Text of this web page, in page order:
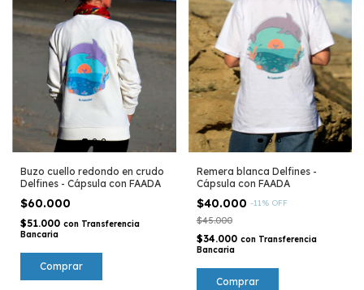
Buzo cuello redondo en crudo
Delfines - Cápsula con FAADA
$60.000
$51.000 con Transferencia
Bancaria
Comprar
Remera blanca Delfines -
Cápsula con FAADA
$40.000 -11% OFF
$45.000
$34.000 con Transferencia
Bancaria
Comprar